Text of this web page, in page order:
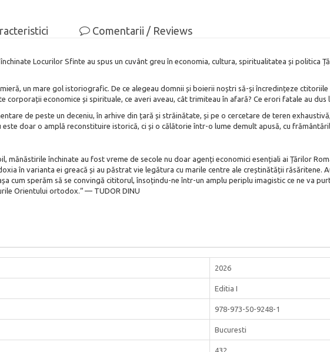
Comentarii / Reviews
Locurilor Sfinte au spus un cuvânt greu în economia, cultura, spiritualitatea și politica
un mare gol istoriografic. De ce alegeau domnii și boierii noștri să-și încredințeze
corporații economice și spirituale, ce averi aveau, cât trimiteau în afară? Ce erori fatale au
de peste un deceniu, în arhive din țară și străinătate, și pe o cercetare de teren
doar o amplă reconstituire istorică, ci și o călătorie într-o lume demult apusă, cu
mănăstirile închinate au fost vreme de secole nu doar agenți economici esențiali ai Țărilor
în varianta ei greacă și au păstrat vie legătura cu marile centre ale creștinătății
cum sperăm să se convingă cititorul, însoțindu-ne într-un amplu periplu imagistic ce ne va
Orientului ortodox.“ — TUDOR DINU
2026
Editia I
978-973-50-9248-1
Bucuresti
432